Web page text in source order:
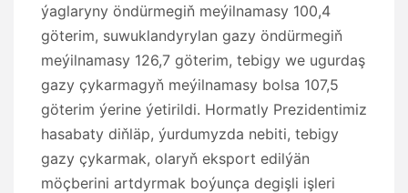
ýaglaryny öndürmegiň meýilnamasy 100,4
göterim, suwuklandyrylan gazy öndürmegiň
meýilnamasy 126,7 göterim, tebigy we ugurdaş
gazy çykarmagyň meýilnamasy bolsa 107,5
göterim ýerine ýetirildi. Hormatly Prezidentimiz
hasabaty diňläp, ýurdumyzda nebiti, tebigy
gazy çykarmak, olaryň eksport edilýän
möçberini artdyrmak boýunça degişli işleri